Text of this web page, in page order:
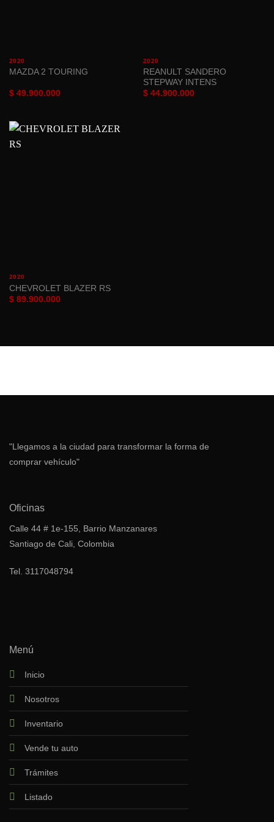
2020
MAZDA 2 TOURING
$49.900.000
2020
REANULT SANDERO
STEPWAY INTENS
$44.900.000
2020
CHEVROLET BLAZER RS
$89.900.000
"Llegamos a la ciudad para transformar la forma de
comprar vehículo"
Menú
Inicio
Nosotros
Inventario
Vende tu auto
Trámites
Listado
Oficinas
Calle 44 # 1e-155, Barrio Manzanares
Santiago de Cali, Colombia
Tel. 3117048794